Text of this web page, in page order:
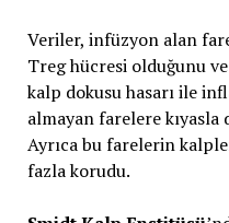
Veriler, infüzyon alan
Treg hücresi olduğunu
kalp dokusu hasarı ile
almayan farelere
Ayrıca bu farelerin
fazla korudu.